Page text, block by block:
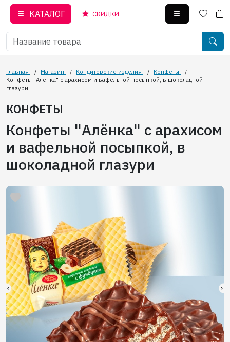
КАТАЛОГ СКИДКИ
Главная / Магазин / Кондитерские изделия / Конфеты
/
Конфеты "Алёнка" с арахисом и вафельной посыпкой, в шоколадной
глазури
КОНФЕТЫ
Конфеты "Алёнка" с арахисом
и вафельной посыпкой, в
шоколадной глазури